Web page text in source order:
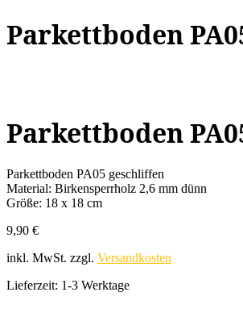
Parkettboden
Parkettboden
Parkettboden PA05 geschliffen
Material: Birkensperrholz 2,6 mm dünn
Größe: 18 x 18 cm
9,90 €
inkl. MwSt. zzgl. Versandkosten
Lieferzeit: 1-3 Werktage